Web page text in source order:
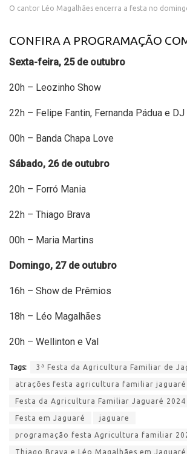
O cantor Léo Magalhães encerra a festa no
CONFIRA A PROGRAMAÇÃO
Sexta-feira, 25 de outubro
20h – Leozinho Show
22h – Felipe Fantin, Fernanda Pádua e
00h – Banda Chapa Love
Sábado, 26 de outubro
20h – Forró Mania
22h – Thiago Brava
00h – Maria Martins
Domingo, 27 de outubro
16h – Show de Prêmios
18h – Léo Magalhães
20h – Wellinton e Val
Tags: 3ª Festa da Agricultura Familiar de
atrações festa agricultura familiar jaguaré
Festa da Agricultura Familiar Jaguaré 2024
Festa em Jaguaré jaguare
programação festa Agricultura familiar
Thiago Brava e Léo Magalhães em Jaguaré